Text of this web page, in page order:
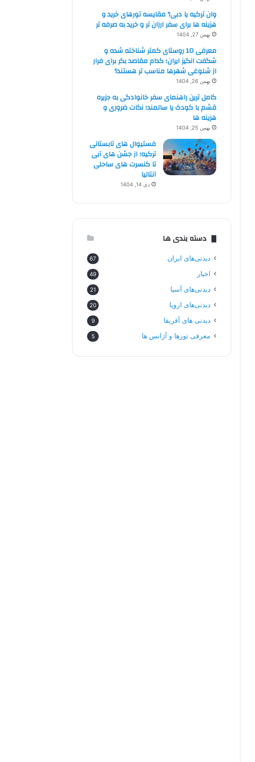
وان ترکیه یا دبی؟ مقایسه تورهای خرید و
هزینه ها برای سفر ارزان تر و خرید به صرفه تر
بهمن 27, 1404
معرفی 10 روستای کمتر شناخته شده و
شگفت انگیز ایران؛ کدام مقاصد بکر برای فرار
از شلوغی شهرها مناسب تر هستند؟
بهمن 26, 1404
کامل ترین راهنمای سفر خانوادگی به جزیره
قشم با کودک یا سالمند؛ نکات ضروری و
هزینه ها
بهمن 25, 1404
فستیوال های تابستانی
ترکیه؛ از جشن های آبی
تا کنسرت های ساحلی
آنتالیا
دی 14, 1404
دسته بندی ها
دیدنی‌های ایران 67
اخبار 49
دیدنی‌های آسیا 21
دیدنی‌های اروپا 20
دیدنی های آفریقا 9
معرفی تورها و آژانس ها 5